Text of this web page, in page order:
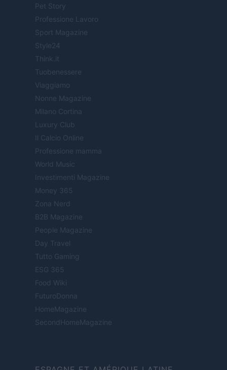
Pet Story
Professione Lavoro
Sport Magazine
Style24
Think.it
Tuobenessere
Viaggiamo
Nonne Magazine
Milano Cortina
Luxury Club
Il Calcio Online
Professione mamma
World Music
Investimenti Magazine
Money 365
Zona Nerd
B2B Magazine
People Magazine
Day Travel
Tutto Gaming
ESG 365
Food Wiki
FuturoDonna
HomeMagazine
SecondHomeMagazine